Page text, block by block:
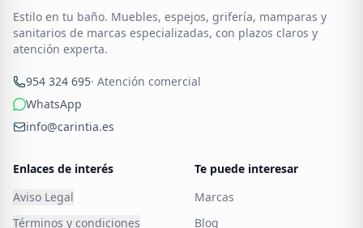
Estilo en tu baño. Muebles, espejos, grifería, mamparas y
sanitarios de marcas especializadas, con plazos claros y
atención experta.
954 324 695· Atención comercial
WhatsApp
info@carintia.es
Enlaces de interés
Aviso Legal
Términos y condiciones
Te puede interesar
Marcas
Blog